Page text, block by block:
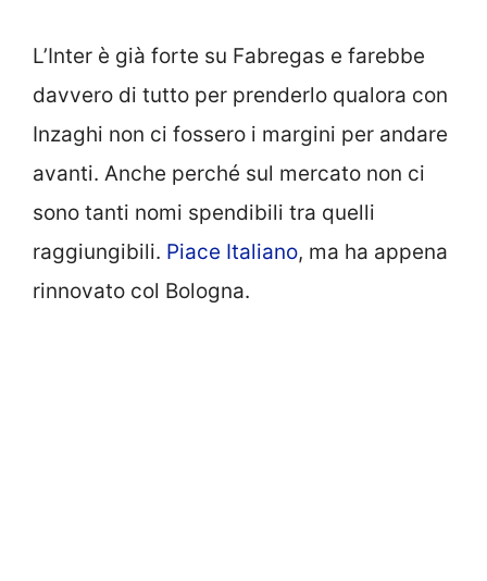
L’Inter è già forte su Fabregas e farebbe
davvero di tutto per prenderlo qualora con
Inzaghi non ci fossero i margini per andare
avanti. Anche perché sul mercato non ci
sono tanti nomi spendibili tra quelli
raggiungibili. Piace Italiano, ma ha appena
rinnovato col Bologna.